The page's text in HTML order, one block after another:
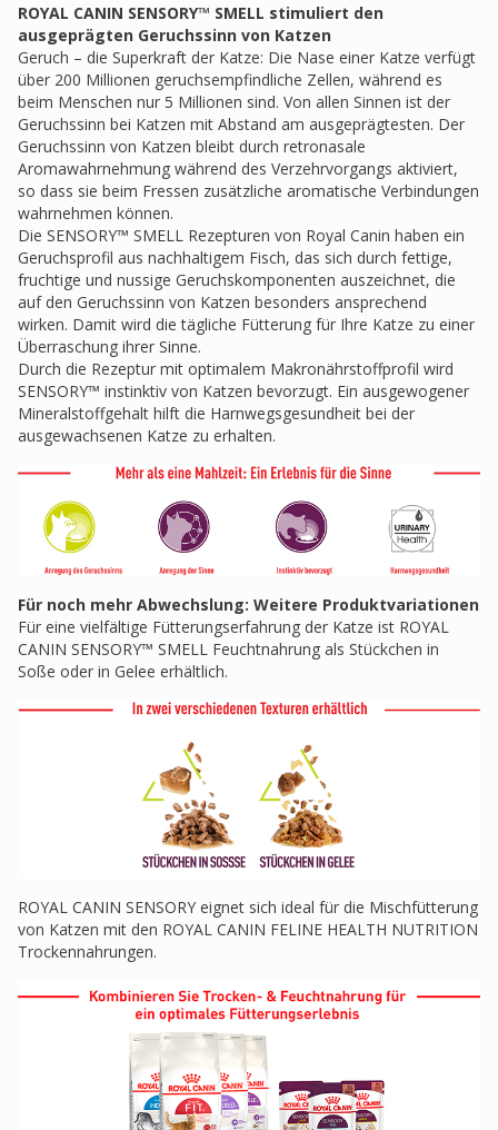
ROYAL CANIN SENSORY™ SMELL stimuliert den
ausgeprägten Geruchssinn von Katzen
Geruch – die Superkraft der Katze: Die Nase einer Katze verfügt
über 200 Millionen geruchsempfindliche Zellen, während es
beim Menschen nur 5 Millionen sind. Von allen Sinnen ist der
Geruchssinn bei Katzen mit Abstand am ausgeprägtesten. Der
Geruchssinn von Katzen bleibt durch retronasale
Aromawahrnehmung während des Verzehrvorgangs aktiviert,
so dass sie beim Fressen zusätzliche aromatische Verbindungen
wahrnehmen können.
Die SENSORY™ SMELL Rezepturen von Royal Canin haben ein
Geruchsprofil aus nachhaltigem Fisch, das sich durch fettige,
fruchtige und nussige Geruchskomponenten auszeichnet, die
auf den Geruchssinn von Katzen besonders ansprechend
wirken. Damit wird die tägliche Fütterung für Ihre Katze zu einer
Überraschung ihrer Sinne.
Durch die Rezeptur mit optimalem Makronährstoffprofil wird
SENSORY™ instinktiv von Katzen bevorzugt. Ein ausgewogener
Mineralstoffgehalt hilft die Harnwegsgesundheit bei der
ausgewachsenen Katze zu erhalten.
Für noch mehr Abwechslung: Weitere Produktvariationen
Für eine vielfältige Fütterungserfahrung der Katze ist ROYAL
CANIN SENSORY™ SMELL Feuchtnahrung als Stückchen in
Soße oder in Gelee erhältlich.
ROYAL CANIN SENSORY eignet sich ideal für die Mischfütterung
von Katzen mit den ROYAL CANIN FELINE HEALTH NUTRITION
Trockennahrungen.